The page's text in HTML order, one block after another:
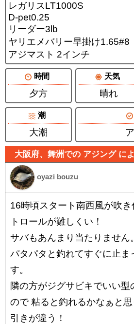
レガリスLT1000S
D-pet0.25
リーダー3lb
ヤリエメバリー早掛け1.65#8
アジマスト 2インチ
時間
夕方
天気
晴れ
潮
大潮
大阪府、舞洲での アジング に
oyazi bouzu
16時頃スタート南西風が吹
トロールが難しくい！
サバもあんまり当たりません。
パタパタと釣れてすぐに止ま
す。
隣の方がジグサビキでいい型
ので 粘ると釣れるかなぁと
引きが違う！